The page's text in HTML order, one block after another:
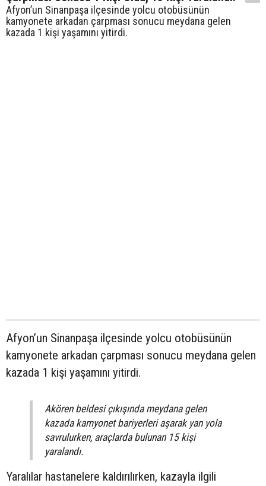
Afyon’un Sinanpaşa ilçesinde yolcu otobüsünün
kamyonete arkadan çarpması sonucu meydana gelen
kazada 1 kişi yaşamını yitirdi.
Afyon’un Sinanpaşa ilçesinde yolcu otobüsünün
kamyonete arkadan çarpması sonucu meydana gelen
kazada 1 kişi yaşamını yitirdi.
Akören beldesi çıkışında meydana gelen
kazada kamyonet bariyerleri aşarak yan yola
savrulurken, araçlarda bulunan 15 kişi
yaralandı.
Yaralılar hastanelere kaldırılırken, kazayla ilgili